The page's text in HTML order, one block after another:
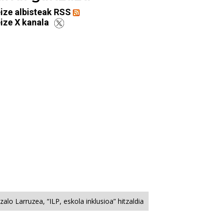
albisteak RSS
X kanala
Larruzea, “ILP, eskola inklusioa” hitzaldia